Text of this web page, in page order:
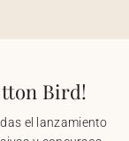
Bird!
el lanzamiento